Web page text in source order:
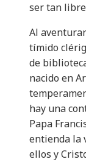
ser tan libre
Al
tímido
de
nacido en
hay una
Papa
entienda la
ellos y